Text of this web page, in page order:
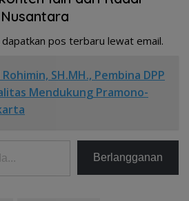
Nusantara
pos terbaru lewat email.
SH.MH., Pembina DPP
Mendukung Pramono-
Berlangganan